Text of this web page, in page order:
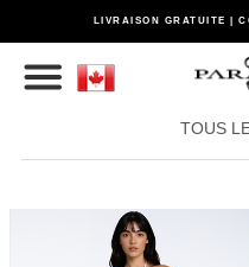
LIVRAISON GRATUITE |
TOUS